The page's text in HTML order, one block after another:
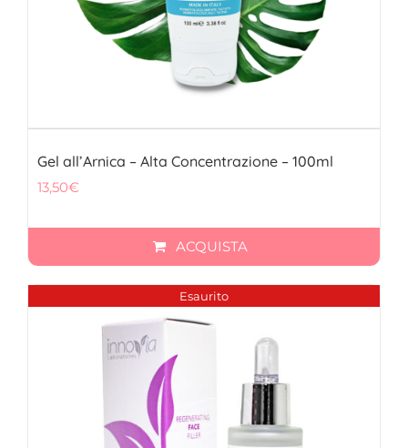
Gel all’Arnica – Alta Concentrazione – 100ml
13,50€
ACQUISTA
Esaurito